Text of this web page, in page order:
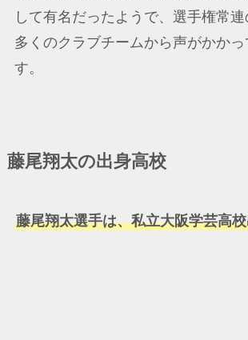
して有名だったようで、選手権常
多くのクラブチームから声がかか
す。
藤尾翔太の出身高校
藤尾翔太選手は、私立大阪学芸高